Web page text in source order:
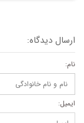
ارسال دیدگاه:
نام:
ایمیل: